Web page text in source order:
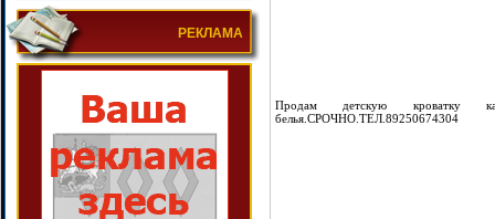
РЕКЛАМА
Продам детскую кроватку
белья.СРОЧНО.ТЕЛ.89250674304